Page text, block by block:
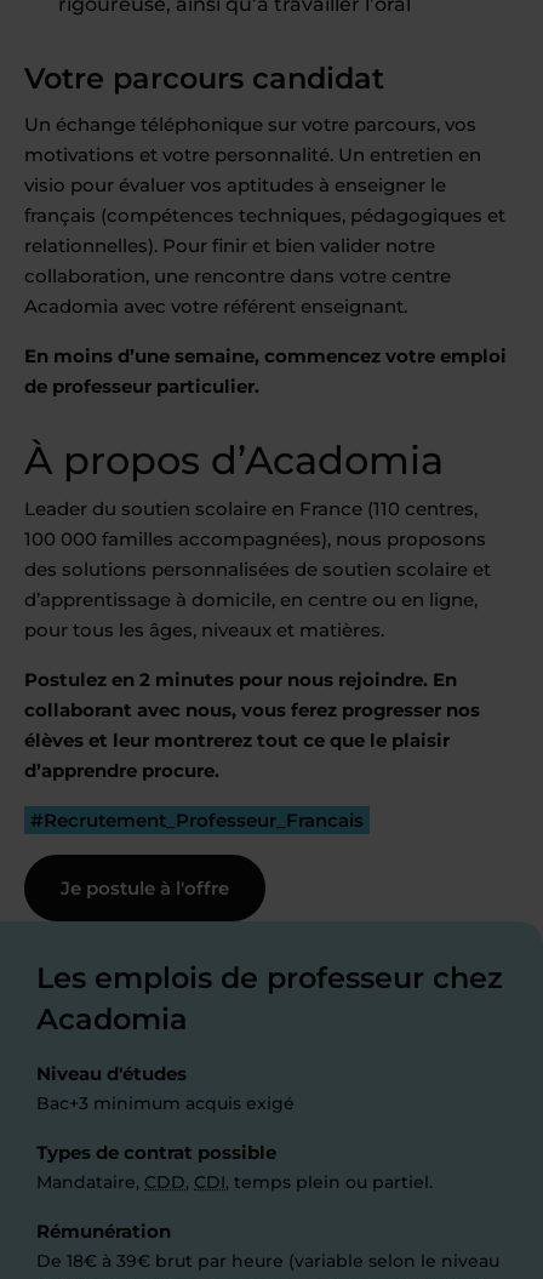
Votre parcours candidat
Un échange téléphonique sur votre parcours, vos
motivations et votre personnalité. Un entretien en
visio pour évaluer vos aptitudes à enseigner le
français (compétences techniques, pédagogiques et
relationnelles). Pour finir et bien valider notre
collaboration, une rencontre dans votre centre
Acadomia avec votre référent enseignant.
En moins d’une semaine, commencez votre emploi
de professeur particulier.
À propos d’Acadomia
Leader du soutien scolaire en France (110 centres,
100 000 familles accompagnées), nous proposons
des solutions personnalisées de soutien scolaire et
d’apprentissage à domicile, en centre ou en ligne,
pour tous les âges, niveaux et matières.
Postulez en 2 minutes pour nous rejoindre. En
collaborant avec nous, vous ferez progresser nos
élèves et leur montrerez tout ce que le plaisir
d’apprendre procure.
#Recrutement_Professeur_Francais
Je postule à l'offre
Les emplois de professeur chez
Acadomia
Niveau d'études
Bac+3 minimum acquis exigé
Types de contrat possible
Mandataire, CDD, CDI, temps plein ou partiel.
Rémunération
De 18€ à 39€ brut par heure (variable selon le niveau